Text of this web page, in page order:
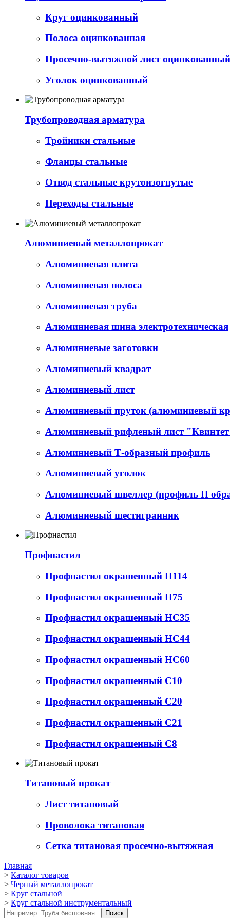
Круг оцинкованный
Полоса оцинкованная
Просечно-вытяжной лист
Уголок оцинкованный
Трубопроводная арматура
Тройники стальные
Фланцы стальные
Отвод стальные крутоизогнутые
Переходы стальные
Алюминиевый металлопрокат
Алюминиевая плита
Алюминиевая полоса
Алюминиевая труба
Алюминиевая шина электротехническая
Алюминиевые заготовки
Алюминиевый квадрат
Алюминиевый лист
Алюминиевый пруток (алюминиевый
Алюминиевый рифленый лист
Алюминиевый Т-образный профиль
Алюминиевый уголок
Алюминиевый швеллер (профиль П
Алюминиевый шестигранник
Профнастил
Профнастил окрашенный Н114
Профнастил окрашенный Н75
Профнастил окрашенный НС35
Профнастил окрашенный НС44
Профнастил окрашенный НС60
Профнастил окрашенный С10
Профнастил окрашенный С20
Профнастил окрашенный С21
Профнастил окрашенный С8
Титановый прокат
Лист титановый
Проволока титановая
Сетка титановая просечно-вытяжная
Главная
> Каталог товаров
> Черный металлопрокат
> Круг стальной
> Круг стальной инструментальный